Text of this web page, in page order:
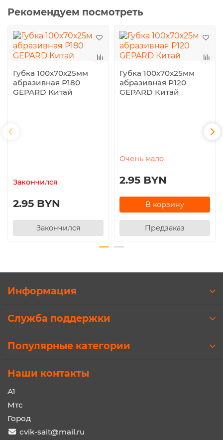
Рекомендуем посмотреть
Губка 100х70х25мм
абразивная Р180
GEPARD Китай
Закончился
2.95 BYN
Закончился
Губка 100х70х25мм
абразивная Р120
GEPARD Китай
Очень мало
2.95 BYN
В корзину
Предзаказ
Информация
Служба поддержки
Популярные категории
Наши контакты
A1
Мтс
Город
cvik-sait@mail.ru